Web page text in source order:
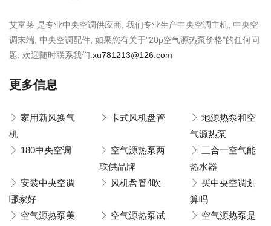
艾富莱 是专业中央空调供应商, 我们专业生产中央空调主机, 中央空
调末端, 中央空调配件, 如果您有关于"20p空气源热泵价格"的任何问
题, 欢迎随时联系我们. xu781213@126.com
更多信息
家用新风换气
机
卡式风机盘管
地源热泵和空
气源热泵
180中央空调
空气源热泵两
联供品牌
三合一空气能
热水器
安装中央空调
哪家好
风机盘管4吹
买中央空调划
算吗
空气源热泵美
空气源热泵试
空气源热泵是